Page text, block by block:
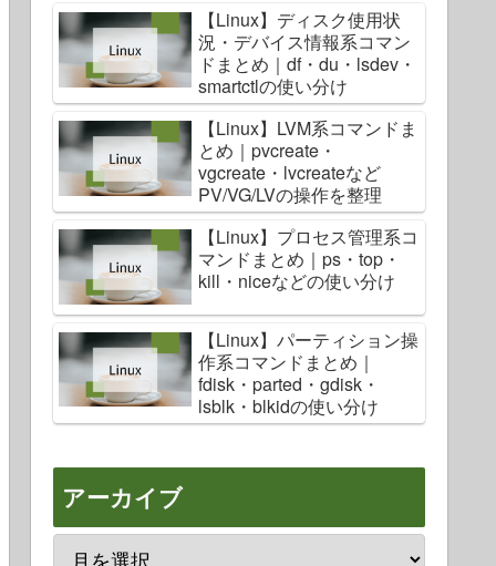
【Linux】ディスク使用状
況・デバイス情報系コマン
ドまとめ｜df・du・lsdev・
smartctlの使い分け
【Linux】LVM系コマンドま
とめ｜pvcreate・
vgcreate・lvcreateなど
PV/VG/LVの操作を整理
【Linux】プロセス管理系コ
マンドまとめ｜ps・top・
kill・niceなどの使い分け
【Linux】パーティション操
作系コマンドまとめ｜
fdisk・parted・gdisk・
lsblk・blkidの使い分け
アーカイブ